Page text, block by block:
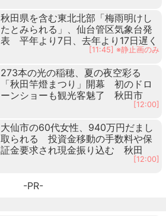
秋田県を含む東北北部「梅雨明けし
たとみられる」、仙台管区気象台発
表 平年より7日、去年より17日遅く
[11:45] ※静止画のみ
273本の光の稲穂、夏の夜空彩る
「秋田竿燈まつり」開幕 初のドロ
ーンショーも観光客魅了 秋田市
[12:00]
大仙市の60代女性、940万円だまし
取られる 投資金移動の手数料や保
証金要求され現金振り込む 秋田
[12:00]
-PR-